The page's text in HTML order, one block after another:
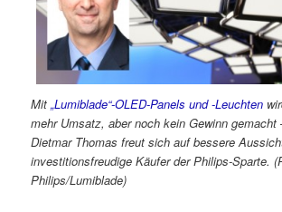
Mit„Lumiblade“-OLED-Panels und -Leuchten
mehr Umsatz, aber noch kein Gewinn gemacht
Dietmar Thomas freut sich auf bessere
investitionsfreudige Käufer der Philips-Sparte.
Philips/Lumiblade)